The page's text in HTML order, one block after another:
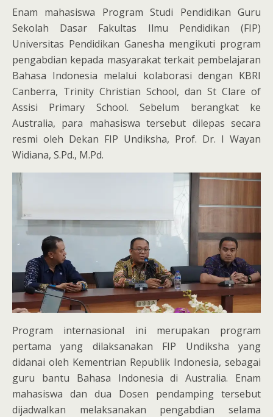
Enam mahasiswa Program Studi Pendidikan Guru
Sekolah Dasar Fakultas Ilmu Pendidikan (FIP)
Universitas Pendidikan Ganesha mengikuti program
pengabdian kepada masyarakat terkait pembelajaran
Bahasa Indonesia melalui kolaborasi dengan KBRI
Canberra, Trinity Christian School, dan St Clare of
Assisi Primary School. Sebelum berangkat ke
Australia, para mahasiswa tersebut dilepas secara
resmi oleh Dekan FIP Undiksha, Prof. Dr. I Wayan
Widiana, S.Pd., M.Pd.
Program internasional ini merupakan program
pertama yang dilaksanakan FIP Undiksha yang
didanai oleh Kementrian Republik Indonesia, sebagai
guru bantu Bahasa Indonesia di Australia. Enam
mahasiswa dan dua Dosen pendamping tersebut
dijadwalkan melaksanakan pengabdian selama